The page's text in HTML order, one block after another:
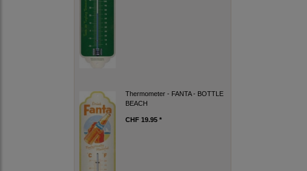
Thermometer - FANTA - BOTTLE
BEACH
CHF 19.95 *